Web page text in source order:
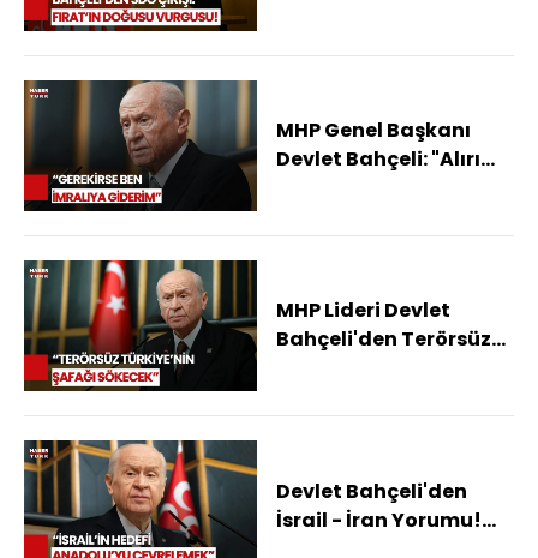
MHP Genel Başkanı
Devlet Bahçeli: "Alırım
Etmem"
MHP Lideri Devlet
Bahçeli'den Terörsüz
Devlet Bahçeli'den
İsrail - İran Yorumu!